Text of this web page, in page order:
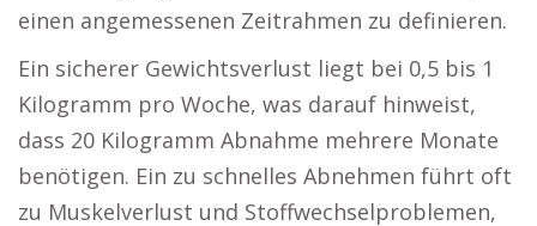
einen angemessenen Zeitrahmen zu definieren.
Ein sicherer Gewichtsverlust liegt bei 0,5 bis 1
Kilogramm pro Woche, was darauf hinweist,
dass 20 Kilogramm Abnahme mehrere Monate
benötigen. Ein zu schnelles Abnehmen führt oft
zu Muskelverlust und Stoffwechselproblemen,